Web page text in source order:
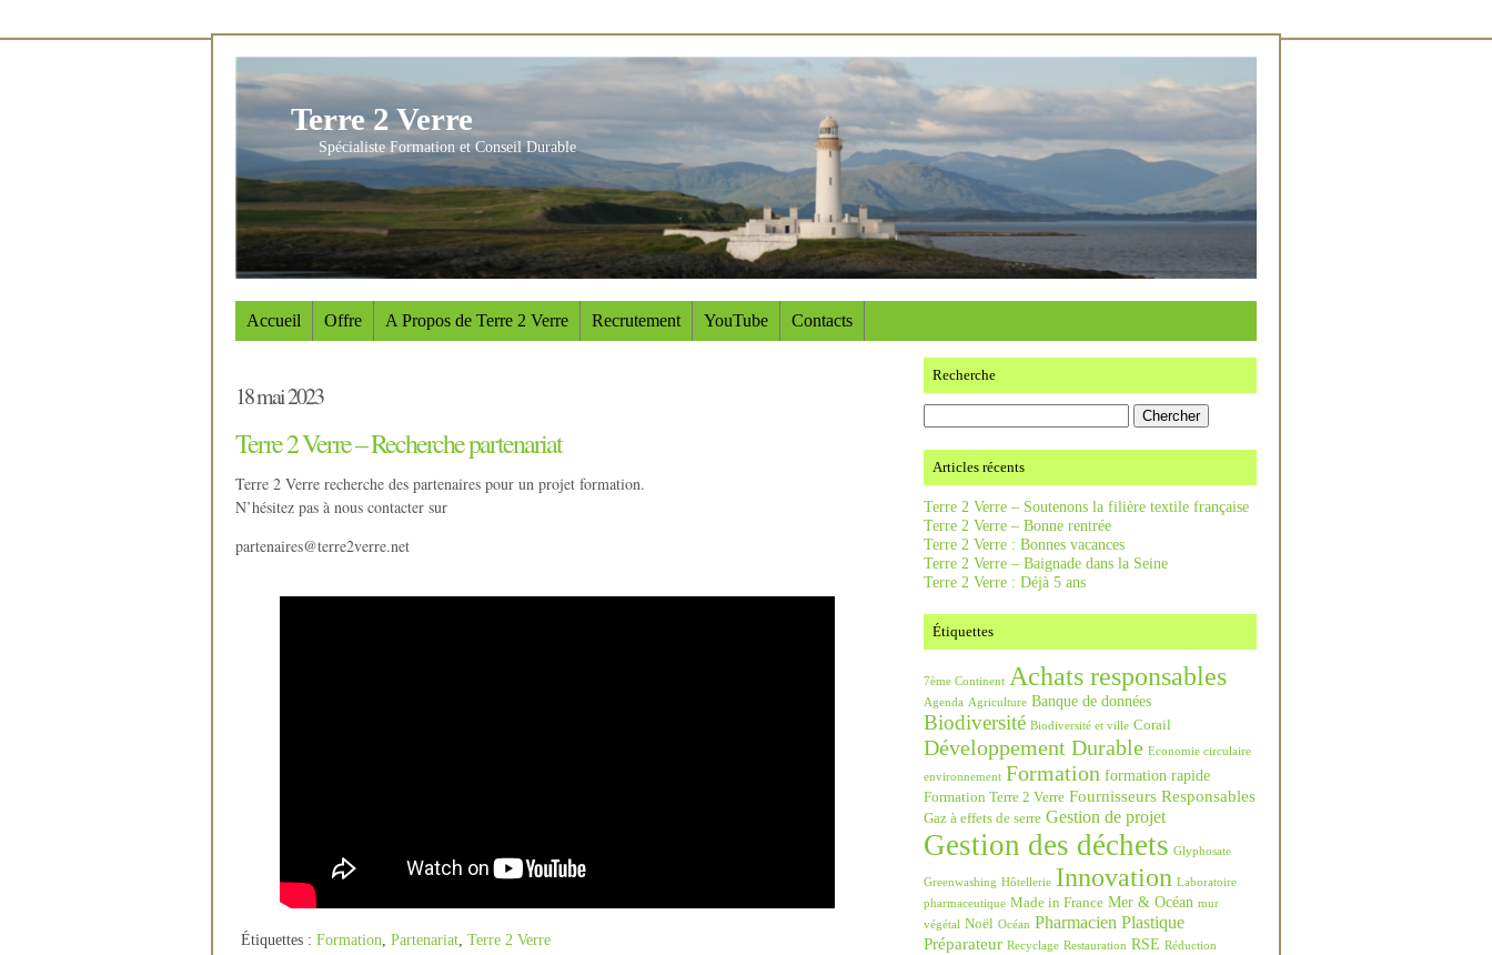
Terre 2 Verre
Spécialiste Formation et Conseil Durable
Accueil Offre A Propos de Terre 2 Verre Recrutement YouTube Contacts
18 mai 2023
Terre 2 Verre – Recherche partenariat
Terre 2 Verre recherche des partenaires pour un projet formation.
N’hésitez pas à nous contacter sur
partenaires@terre2verre.net
Étiquettes : Formation Partenariat Terre 2 Verre
Recherche
Articles récents
Terre 2 Verre – Soutenons la filière textile française
Terre 2 Verre – Bonne rentrée
Terre 2 Verre : Bonnes vacances
Terre 2 Verre – Baignade dans la Seine
Terre 2 Verre : Déjà 5 ans
Étiquettes
7ème Continent Achats responsables
Agenda Agriculture Banque de données
Biodiversité Biodiversité et ville Corail
Développement Durable Economie circulaire
environnement Formation formation rapide
Formation Terre 2 Verre Fournisseurs Responsables
Gaz à effets de serre Gestion de projet
Gestion des déchets Glyphosate
Greenwashing Hôtellerie Innovation Laboratoire
pharmaceutique Made in France Mer & Océan mur
végétal Noël Océan Pharmacien Plastique
Préparateur Recyclage Restauration RSE Réduction